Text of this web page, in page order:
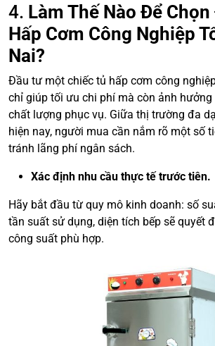
4. Làm Thế Nào Để
Hấp Cơm Công Nghiệp
Nai?
Đầu tư một chiếc tủ hấp cơm công
chỉ giúp tối ưu chi phí mà còn ảnh
chất lượng phục vụ. Giữa thị trường đa
hiện nay, người mua cần nắm rõ một số
tránh lãng phí ngân sách.
Xác định nhu cầu thực tế trước tiên.
Hãy bắt đầu từ quy mô kinh doanh: số
tần suất sử dụng, diện tích bếp sẽ quyết
công suất phù hợp.